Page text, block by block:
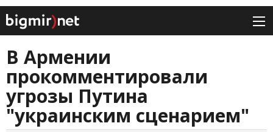
В Армении
прокомментировали
угрозы Путина
"украинским сценарием"